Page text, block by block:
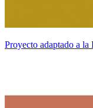
Proyecto adaptado a